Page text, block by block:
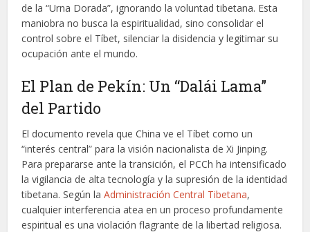
de la “Urna Dorada”, ignorando la voluntad tibetana. Esta
maniobra no busca la espiritualidad, sino consolidar el
control sobre el Tíbet, silenciar la disidencia y legitimar su
ocupación ante el mundo.
El Plan de Pekín: Un “Dalái Lama”
del Partido
El documento revela que China ve el Tíbet como un
“interés central” para la visión nacionalista de Xi Jinping.
Para prepararse ante la transición, el PCCh ha intensificado
la vigilancia de alta tecnología y la supresión de la identidad
tibetana. Según laAdministración Central Tibetana,
cualquier interferencia atea en un proceso profundamente
espiritual es una violación flagrante de la libertad religiosa.